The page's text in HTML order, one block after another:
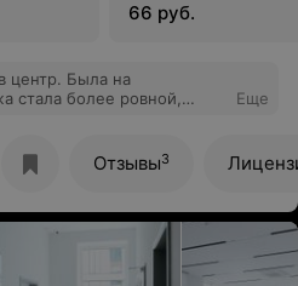
66 руб.
центр. Была на
стала более ровной,
Еще
Отзывы3